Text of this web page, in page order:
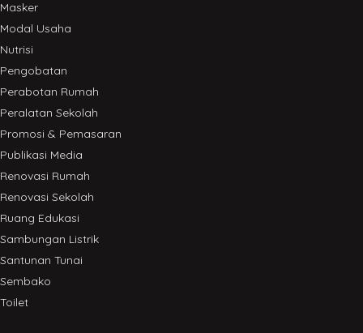
Masker
Modal Usaha
Nutrisi
Pengobatan
Perabotan Rumah
Peralatan Sekolah
Promosi & Pemasaran
Publikasi Media
Renovasi Rumah
Renovasi Sekolah
Ruang Edukasi
Sambungan Listrik
Santunan Tunai
Sembako
Toilet